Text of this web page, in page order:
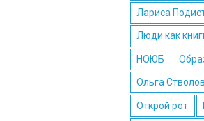
Лариса
Люди как
НОЮБ
Ольга
Открой рот